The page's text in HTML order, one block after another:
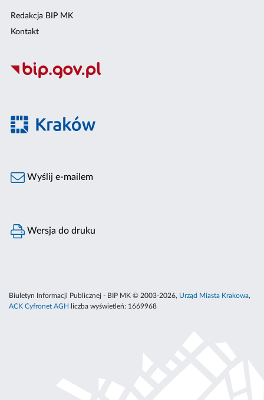
Redakcja BIP MK
Kontakt
Wyślij e-mailem
Wersja do druku
Biuletyn Informacji Publicznej - BIP MK © 2003-2026, Urząd Miasta Krakowa,
ACK Cyfronet AGH
liczba wyświetleń: 1669968